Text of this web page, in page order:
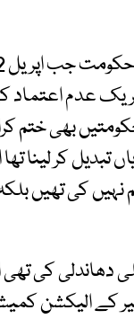
تحریک عدم
بھی ختم
تبدیل کر لینا
کی تھیں
کی تھی
کے الیکشن